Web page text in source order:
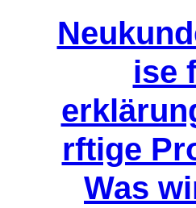
ise
rftige
Was